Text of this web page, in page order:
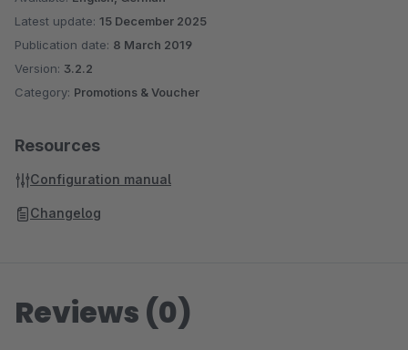
Latest update: 15 December 2025
Publication date: 8 March 2019
Version: 3.2.2
Category: Promotions & Voucher
Resources
Configuration manual
Changelog
Reviews (0)